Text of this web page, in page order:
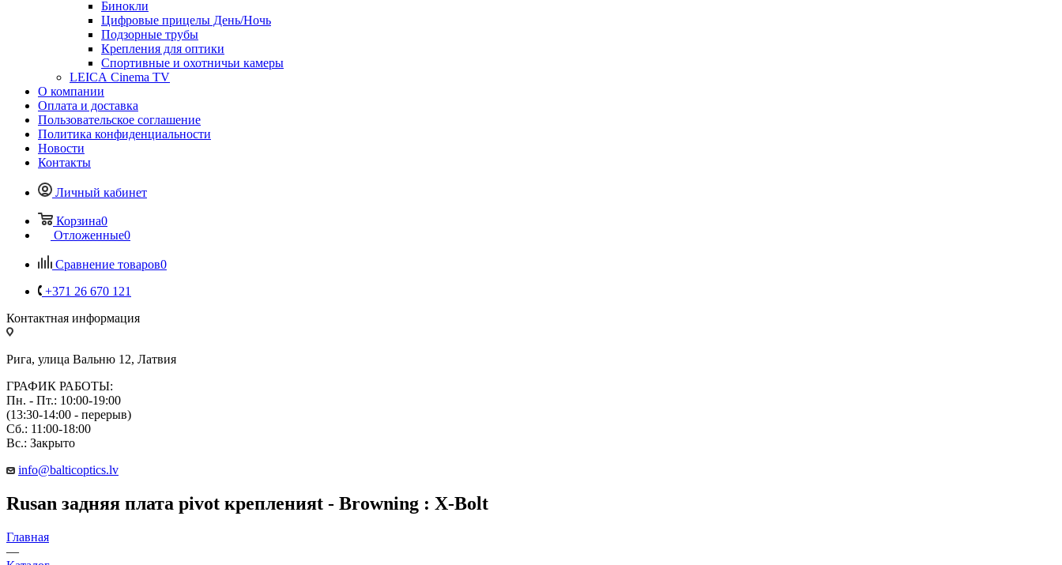
Бинокли
Цифровые прицелы День/Ночь
Подзорные трубы
Крепления для оптики
Спортивные и охотничьи камеры
LEICA Cinema TV
О компании
Оплата и доставка
Пользовательское соглашение
Политика конфиденциальности
Новости
Контакты
Личный кабинет
Корзина0
Отложенные0
Сравнение товаров0
+371 26 670 121
Контактная информация
Рига, улица Вальню 12, Латвия
ГРАФИК РАБОТЫ:
Пн. - Пт.: 10:00-19:00
(13:30-14:00 - перерыв)
Сб.: 11:00-18:00
Вс.: Закрыто
info@balticoptics.lv
Rusan задняя плата pivot крепленияt - Browning : X-Bolt
Главная
—